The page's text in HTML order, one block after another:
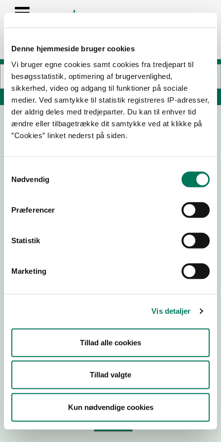
Denne hjemmeside bruger cookies
Vi bruger egne cookies samt cookies fra tredjepart til
besøgsstatistik, optimering af brugervenlighed,
sikkerhed, video og adgang til funktioner på sociale
medier. Ved samtykke til statistik registreres IP-adresser,
der aldrig deles med tredjeparter. Du kan til enhver tid
ændre eller tilbagetrække dit samtykke ved at klikke på
”Cookies” linket nederst på siden.
Nødvendig
Præferencer
Statistik
Marketing
Vis detaljer
Tillad alle cookies
Tillad valgte
Kun nødvendige cookies
Søg på adresse, postnummer, by, firmanavn
Virksomhedstype
ID-nummer
P-nr
Tilføj smiley til dit website
Kopier link til at indsætte på virksomhedens hjemmeside